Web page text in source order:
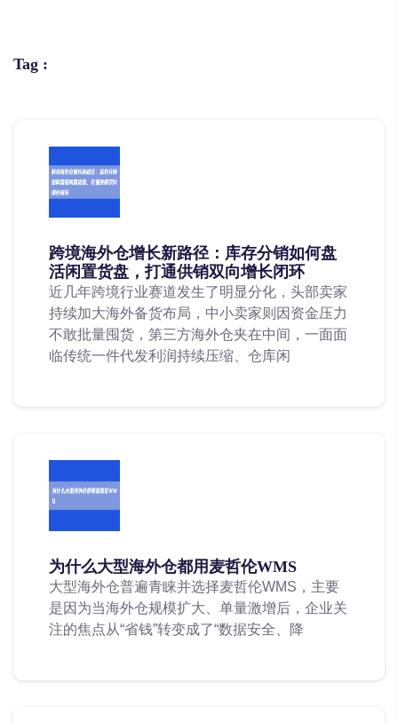
Tag :
跨境海外仓增长新路径：库存分销如何盘
活闲置货盘，打通供销双向增长闭环
近几年跨境行业赛道发生了明显分化，头部卖家
持续加大海外备货布局，中小卖家则因资金压力
不敢批量囤货，第三方海外仓夹在中间，一面面
临传统一件代发利润持续压缩、仓库闲
为什么大型海外仓都用麦哲伦WMS
大型海外仓普遍青睐并选择麦哲伦WMS，主要
是因为当海外仓规模扩大、单量激增后，企业关
注的焦点从“省钱”转变成了“数据安全、降